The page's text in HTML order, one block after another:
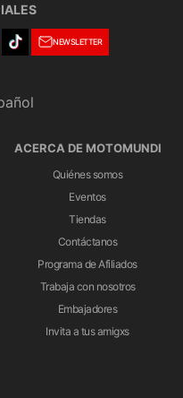
NEWSLETTER
ACERCA DE MOTOMUNDI
Quiénes somos
Eventos
Tiendas
Contáctanos
Programa de Afiliados
Trabaja con nosotros
Embajadores
Invita a tus amigxs